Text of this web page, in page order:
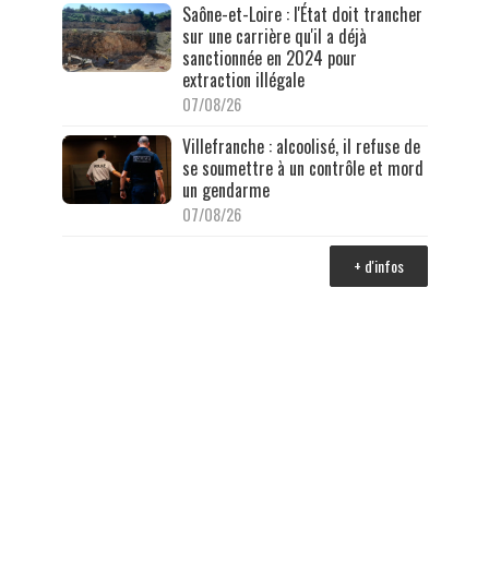
Saône-et-Loire : l'État doit trancher
sur une carrière qu'il a déjà
sanctionnée en 2024 pour
extraction illégale
07/08/26
Villefranche : alcoolisé, il refuse de
se soumettre à un contrôle et mord
un gendarme
07/08/26
+ d'infos